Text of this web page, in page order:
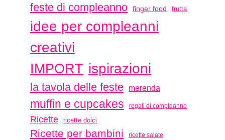
feste di compleanno finger food frutta
idee per compleanni
creativi
IMPORT ispirazioni
la tavola delle feste merenda
muffin e cupcakes regali di compleanno
Ricette ricette dolci
Ricette per bambini ricette salate